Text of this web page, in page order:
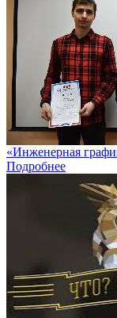
«Инженерная
Подробнее